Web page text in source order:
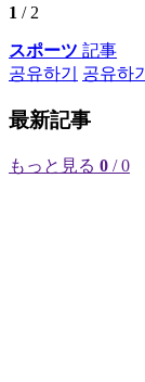
1 / 2
スポーツ 記事
공유하기
공유하기
最新記事
もっと見る 0 / 0